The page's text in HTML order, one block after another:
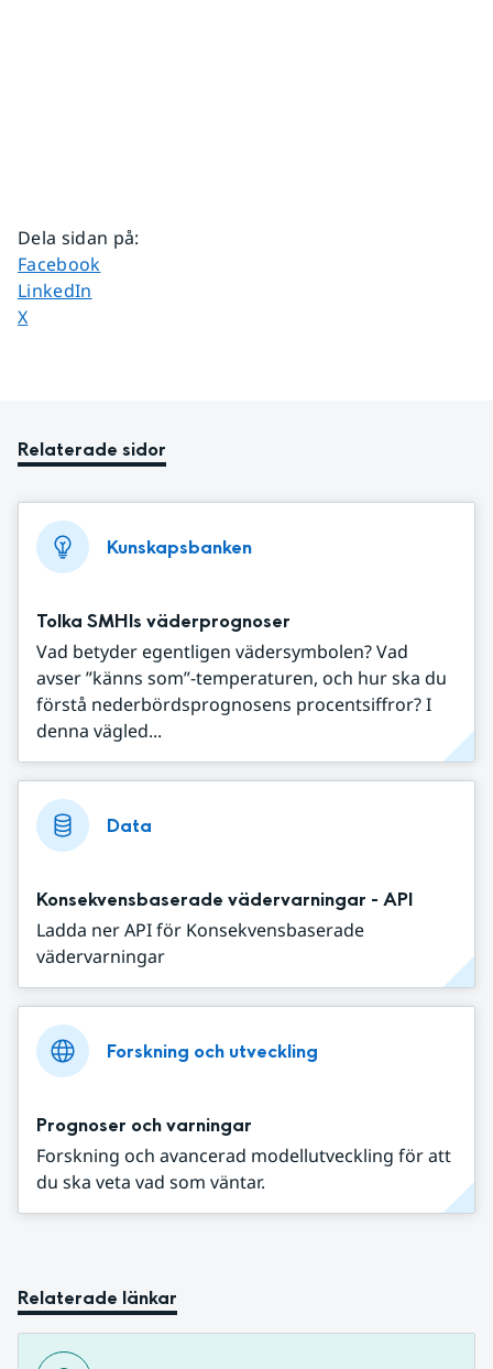
Dela sidan på:
Dela sidan på
Facebook
Dela sidan på
LinkedIn
Dela sidan på
X
Relaterade sidor
Kunskapsbanken
Tolka SMHIs väderprognoser
Vad betyder egentligen vädersymbolen? Vad
avser ”känns som”-temperaturen, och hur ska du
förstå nederbördsprognosens procentsiffror? I
denna vägled...
Data
Konsekvensbaserade vädervarningar - API
Ladda ner API för Konsekvensbaserade
vädervarningar
Forskning och utveckling
Prognoser och varningar
Forskning och avancerad modellutveckling för att
du ska veta vad som väntar.
Relaterade länkar